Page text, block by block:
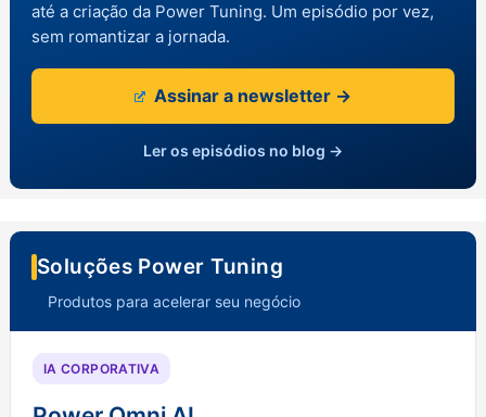
até a criação da Power Tuning. Um episódio por vez,
sem romantizar a jornada.
Assinar a newsletter →
Ler os episódios no blog →
Soluções Power Tuning
Produtos para acelerar seu negócio
IA CORPORATIVA